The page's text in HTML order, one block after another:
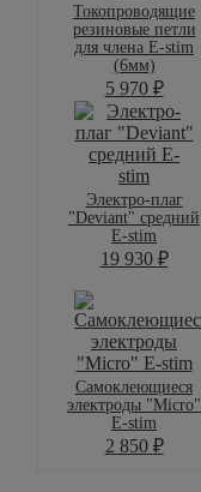
Токопроводящие
резиновые петли
для члена E-stim
(6мм)
5 970 ₽
Электро-плаг
"Deviant" средний
E-stim
19 930 ₽
Самоклеющиеся
электроды "Micro"
E-stim
2 850 ₽